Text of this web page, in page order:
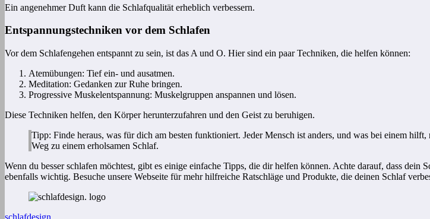
Ein angenehmer Duft kann die Schlafqualität erheblich verbessern.
Entspannungstechniken vor dem Schlafen
Vor dem Schlafengehen entspannt zu sein, ist das A und O. Hier sind ein paar Techniken, die helfen können:
Atemübungen: Tief ein- und ausatmen.
Meditation: Gedanken zur Ruhe bringen.
Progressive Muskelentspannung: Muskelgruppen anspannen und lösen.
Diese Techniken helfen, den Körper herunterzufahren und den Geist zu beruhigen.
Tipp: Finde heraus, was für dich am besten funktioniert. Jeder Mensch ist anders, und was bei einem
Weg zu einem erholsamen Schlaf.
Wenn du besser schlafen möchtest, gibt es einige einfache Tipps, die dir helfen können. Achte darauf, dass
ebenfalls wichtig. Besuche unsere Webseite für mehr hilfreiche Ratschläge und Produkte, die deinen Schlaf